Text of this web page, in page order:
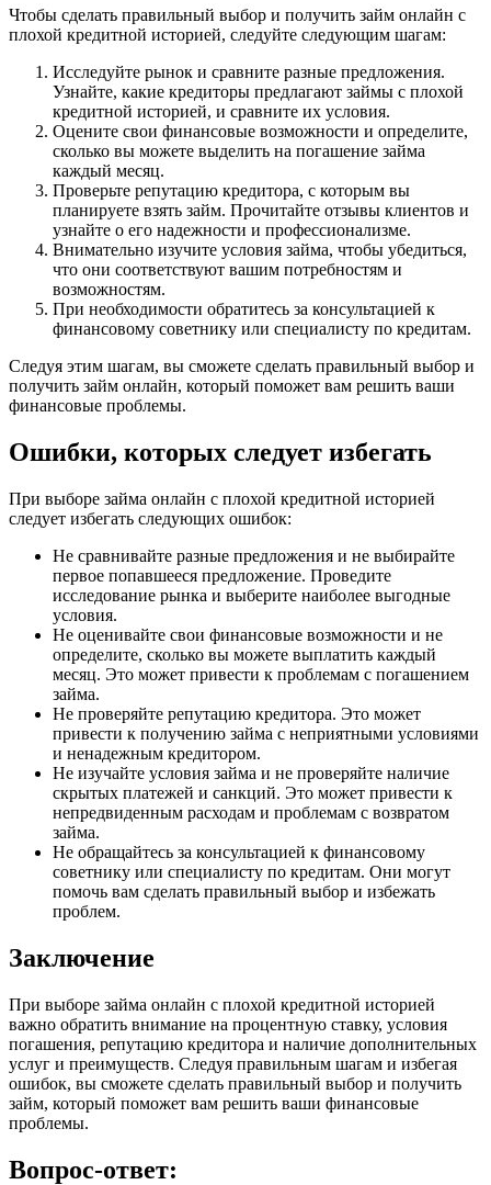
Чтобы сделать правильный выбор и получить займ онлайн с
плохой кредитной историей, следуйте следующим шагам:
Исследуйте рынок и сравните разные предложения.
Узнайте, какие кредиторы предлагают займы с плохой
кредитной историей, и сравните их условия.
Оцените свои финансовые возможности и определите,
сколько вы можете выделить на погашение займа
каждый месяц.
Проверьте репутацию кредитора, с которым вы
планируете взять займ. Прочитайте отзывы клиентов и
узнайте о его надежности и профессионализме.
Внимательно изучите условия займа, чтобы убедиться,
что они соответствуют вашим потребностям и
возможностям.
При необходимости обратитесь за консультацией к
финансовому советнику или специалисту по кредитам.
Следуя этим шагам, вы сможете сделать правильный выбор и
получить займ онлайн, который поможет вам решить ваши
финансовые проблемы.
Ошибки, которых следует избегать
При выборе займа онлайн с плохой кредитной историей
следует избегать следующих ошибок:
Не сравнивайте разные предложения и не выбирайте
первое попавшееся предложение. Проведите
исследование рынка и выберите наиболее выгодные
условия.
Не оценивайте свои финансовые возможности и не
определите, сколько вы можете выплатить каждый
месяц. Это может привести к проблемам с погашением
займа.
Не проверяйте репутацию кредитора. Это может
привести к получению займа с неприятными условиями
и ненадежным кредитором.
Не изучайте условия займа и не проверяйте наличие
скрытых платежей и санкций. Это может привести к
непредвиденным расходам и проблемам с возвратом
займа.
Не обращайтесь за консультацией к финансовому
советнику или специалисту по кредитам. Они могут
помочь вам сделать правильный выбор и избежать
проблем.
Заключение
При выборе займа онлайн с плохой кредитной историей
важно обратить внимание на процентную ставку, условия
погашения, репутацию кредитора и наличие дополнительных
услуг и преимуществ. Следуя правильным шагам и избегая
ошибок, вы сможете сделать правильный выбор и получить
займ, который поможет вам решить ваши финансовые
проблемы.
Вопрос-ответ: